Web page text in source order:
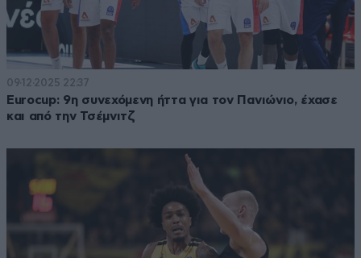
09·12·2025 22:37
Eurocup: 9η συνεχόμενη ήττα για τον Πανιώνιο, έχασε
και από την Τσέμνιτζ